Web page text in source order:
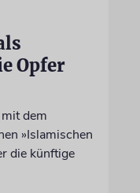
Opfer
dem
»Islamischen
die künftige